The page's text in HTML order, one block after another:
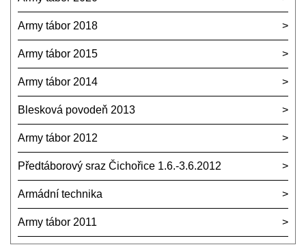
Army tábor 2018
Army tábor 2015
Army tábor 2014
Blesková povodeň 2013
Army tábor 2012
Předtáborový sraz Čichořice 1.6.-3.6.2012
Armádní technika
Army tábor 2011